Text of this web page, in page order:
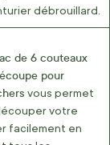
débrouillard.
de 6 couteaux
pour
vous permet
votre
facilement en